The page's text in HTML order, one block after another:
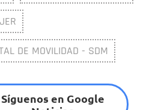
DE MOVILIDAD - SDM
Síguenos en Google